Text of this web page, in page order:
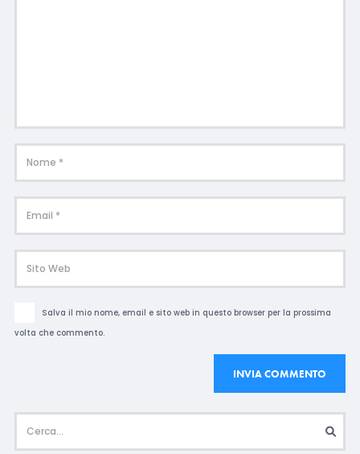
Salva il mio nome, email e sito web in questo browser per la prossima
volta che commento.